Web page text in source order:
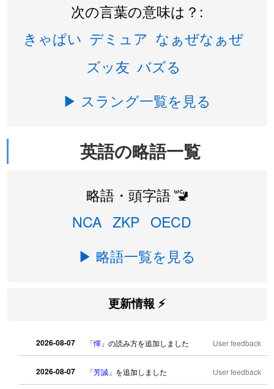
次の言葉の意味は？:
きゃぱい デミュア なぁぜなぁぜ
ズッ友 バズる
▶ スラング一覧を見る
英語の略語一覧
略語・頭字語 🚾
NCA ZKP OECD
▶ 略語一覧を見る
更新情報 ⚡
2026-08-07 「憚 」の読み方を追加しました User feedback
2026-08-07 「芳誠 」を追加しました User feedback